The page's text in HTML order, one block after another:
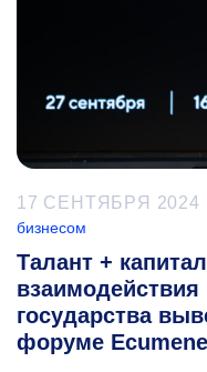
17 СЕНТЯБРЯ 2024
бизнесом
Талант +
взаимодействия
государства
форуме Ecumene